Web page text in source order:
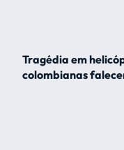
Tragédia em
colombianas